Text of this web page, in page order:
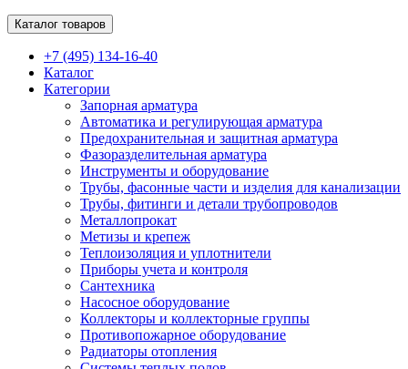
Каталог товаров
+7 (495) 134-16-40
Каталог
Категории
Запорная арматура
Автоматика и регулирующая арматура
Предохранительная и защитная арматура
Фазоразделительная арматура
Инструменты и оборудование
Трубы, фасонные части и изделия для канализации
Трубы, фитинги и детали трубопроводов
Металлопрокат
Метизы и крепеж
Теплоизоляция и уплотнители
Приборы учета и контроля
Сантехника
Насосное оборудование
Коллекторы и коллекторные группы
Противопожарное оборудование
Радиаторы отопления